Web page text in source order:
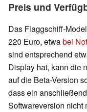
Preis und
Das Flaggschiff-
220 Euro, etwabei
sind entsprechend
Display hat, kann die
auf die Beta-Version
dass ein
Softwareversion nicht